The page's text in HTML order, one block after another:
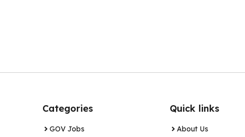
Categories
GOV Jobs
Quick links
About Us